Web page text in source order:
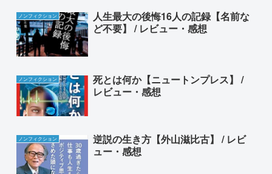
ノンフィクション
人生最大の後悔16人の記録【名前な
ど不要】 / レビュー・感想
ノンフィクション
死とは何か【ニュートンプレス】 /
レビュー・感想
ノンフィクション
逆説の生き方【外山滋比古】 / レビ
ュー・感想